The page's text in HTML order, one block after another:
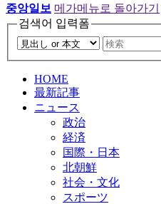
중앙일보 메가메뉴로 돌아가기
검색어 입력폼
HOME
最新記事
ニュース
政治
経済
国際・日本
北朝鮮
社会・文化
スポーツ